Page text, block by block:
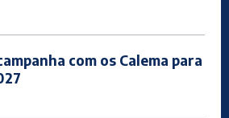
com os Calema para